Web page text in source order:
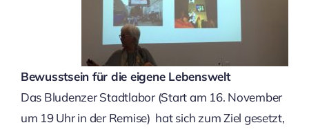
Bewusstsein für die eigene Lebenswelt
Das Bludenzer Stadtlabor (Start am 16. November
um 19 Uhr in der Remise) hat sich zum Ziel gesetzt,